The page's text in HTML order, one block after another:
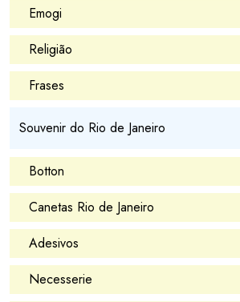
Emogi
Religião
Frases
Souvenir do Rio de Janeiro
Botton
Canetas Rio de Janeiro
Adesivos
Necesserie